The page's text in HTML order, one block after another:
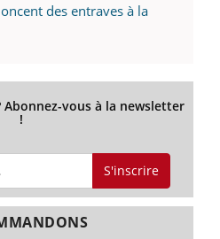
des entraves à la
Abonnez-vous à la newsletter
!
S'inscrire